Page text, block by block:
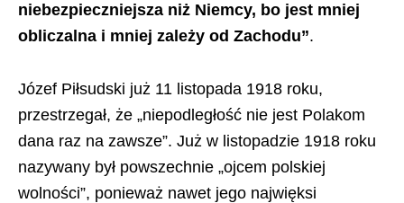
niebezpieczniejsza niż Niemcy, bo jest mniej
obliczalna i mniej zależy od Zachodu”.
Józef Piłsudski już 11 listopada 1918 roku,
przestrzegał, że „niepodległość nie jest Polakom
dana raz na zawsze”. Już w listopadzie 1918 roku
nazywany był powszechnie „ojcem polskiej
wolności”, ponieważ nawet jego najwięksi